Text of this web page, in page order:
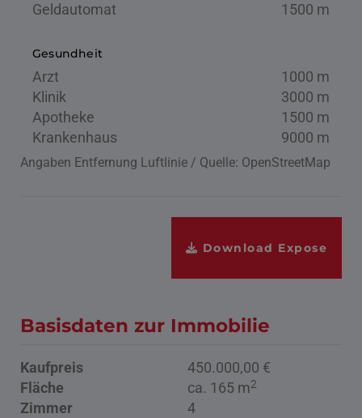
Geldautomat
1500 m
Gesundheit
Arzt
1000 m
Klinik
3000 m
Apotheke
1500 m
Krankenhaus
9000 m
Angaben Entfernung Luftlinie / Quelle: OpenStreetMap
Download Expose
Basisdaten zur Immobilie
Kaufpreis
450.000,00 €
Fläche
ca. 165 m2
Zimmer 4